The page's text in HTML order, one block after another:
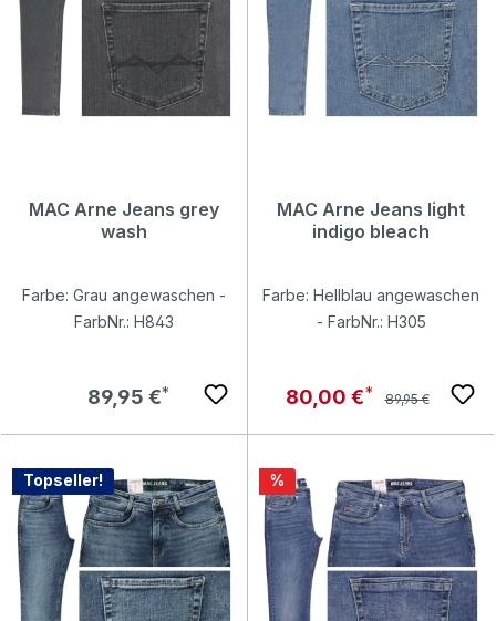
MAC Arne Jeans grey
wash
Farbe: Grau angewaschen -
FarbNr.: H843
Regulärer Preis:
89,95 €
MAC Arne Jeans light
indigo bleach
Farbe: Hellblau angewaschen
- FarbNr.: H305
Verkaufspreis:
80,00 € Regulärer Preis:
89,95 €
Topseller! Rabatt
%